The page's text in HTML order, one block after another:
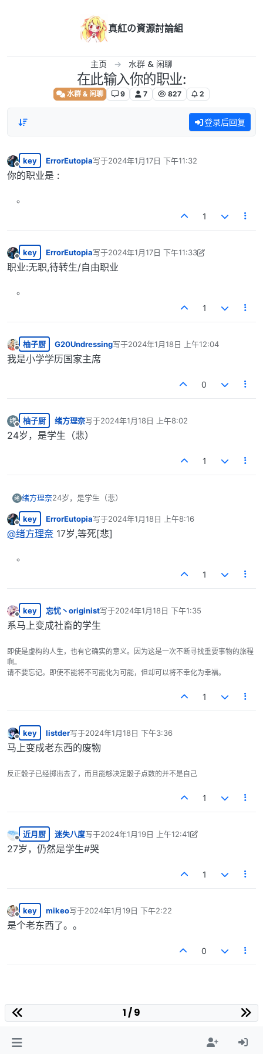
真紅の資源討論組
主页 水群 & 闲聊
在此输入你的职业:
水群 & 闲聊 9 7 827 2
登录后回复
离线
key ErrorEutopia写于2024年1月17日 下午11:32
最后由 编辑
你的职业是 :
1
离线
key ErrorEutopia写于2024年1月17日 下午11:33
最后由 ErrorEutopia 编辑 2024年1月17日 下午
职业:无职,待转生/自由职业
1
离线
柚子厨 G20Undressing写于2024年1月18日 上午12:04
最后由 编辑
我是小学学历国家主席
0
绪
离线
柚子厨 绪方理奈写于2024年1月18日 上午8:02
最后由 编辑
24岁，是学生（悲）
1
绪 绪方理奈24岁，是学生（悲）
离线
key ErrorEutopia写于2024年1月18日 上午8:16
最后由 编辑
@绪方理奈 17岁,等死[悲]
1
离线
key 忘忧丶originist写于2024年1月18日 下午1:35
最后由 编辑
系马上变成社畜的学生
即使是虚构的人生，也有它确实的意义。因为这是一次不断寻找重要事物的旅程
啊。
请不要忘记。即使不能将不可能化为可能，但却可以将不幸化为幸福。
1
离线
key listder写于2024年1月18日 下午3:36
最后由 编辑
马上变成老东西的废物
反正骰子已经掷出去了，而且能够决定骰子点数的并不是自己
1
离线
近月厨 迷失八度写于2024年1月19日 上午12:41
最后由 迷失八度 编辑2024年1月18日 下午6:41
27岁，仍然是学生#哭
1
离线
key mikeo写于2024年1月19日 下午2:22
最后由 编辑
是个老东西了。。
0
1 / 9